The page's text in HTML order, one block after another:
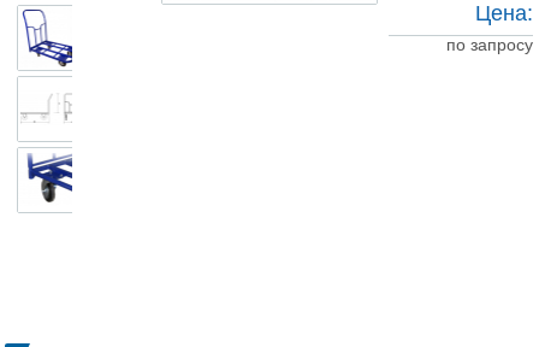
Цена:
по запросу